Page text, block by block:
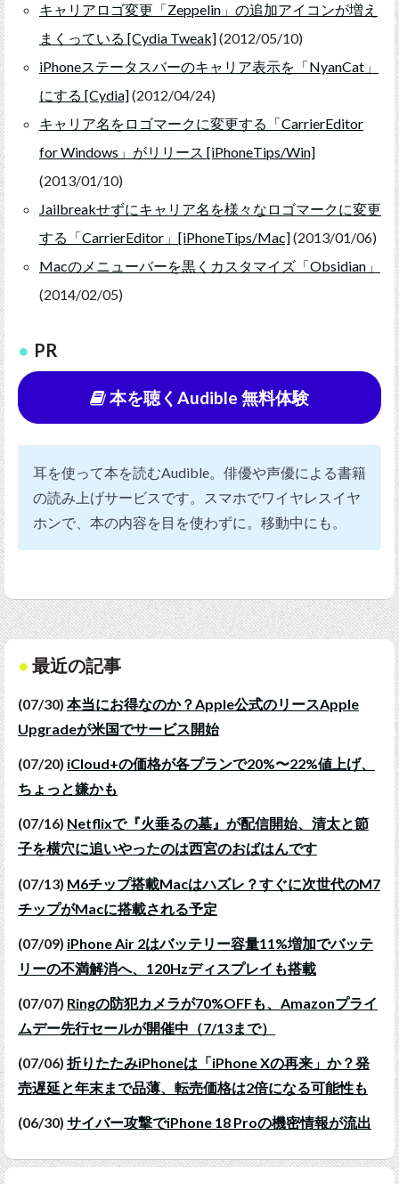
キャリアロゴ変更「Zeppelin」の追加アイコンが増え
まくっている [Cydia Tweak](2012/05/10)
iPhoneステータスバーのキャリア表示を「NyanCat」
にする [Cydia](2012/04/24)
キャリア名をロゴマークに変更する「CarrierEditor
for Windows」がリリース [iPhoneTips/Win]
(2013/01/10)
Jailbreakせずにキャリア名を様々なロゴマークに変更
する「CarrierEditor」[iPhoneTips/Mac](2013/01/06)
Macのメニューバーを黒くカスタマイズ「Obsidian」
(2014/02/05)
PR
本を聴くAudible 無料体験
耳を使って本を読むAudible。俳優や声優による書籍
の読み上げサービスです。スマホでワイヤレスイヤ
ホンで、本の内容を目を使わずに。移動中にも。
最近の記事
(07/30) 本当にお得なのか？Apple公式のリースApple
Upgradeが米国でサービス開始
(07/20) iCloud+の価格が各プランで20%〜22%値上げ、
ちょっと嫌かも
(07/16) Netflixで『火垂るの墓』が配信開始、清太と節
子を横穴に追いやったのは西宮のおばはんです
(07/13) M6チップ搭載Macはハズレ？すぐに次世代のM7
チップがMacに搭載される予定
(07/09) iPhone Air 2はバッテリー容量11%増加でバッテ
リーの不満解消へ、120Hzディスプレイも搭載
(07/07) Ringの防犯カメラが70%OFFも、Amazonプライ
ムデー先行セールが開催中（7/13まで）
(07/06) 折りたたみiPhoneは「iPhone Xの再来」か？発
売遅延と年末まで品薄、転売価格は2倍になる可能性も
(06/30) サイバー攻撃でiPhone 18 Proの機密情報が流出